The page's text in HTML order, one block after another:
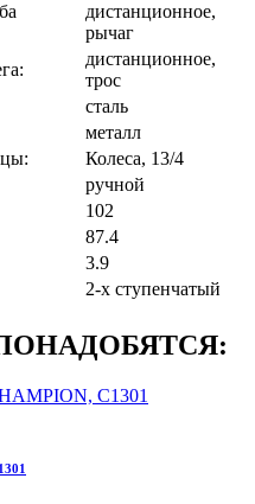
дистанционное,
рычаг
дистанционное,
трос
сталь
металл
Колеса, 13/4
ручной
102
87.4
3.9
2-х ступенчатый